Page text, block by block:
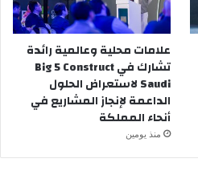
علامات محلية وعالمية رائدة
تشارك في Big 5 Construct
Saudi لاستعراض الحلول
الداعمة لإنجاز المشاريع في
أنحاء المملكة
منذ يومين